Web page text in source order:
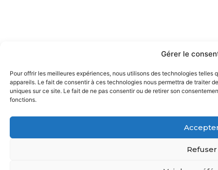
Gérer le
Pour offrir les meilleures expériences, nous utilisons des technologies
appareils. Le fait de consentir à ces technologies nous permettra de traiter
uniques sur ce site. Le fait de ne pas consentir ou de retirer son
fonctions.
Refuser